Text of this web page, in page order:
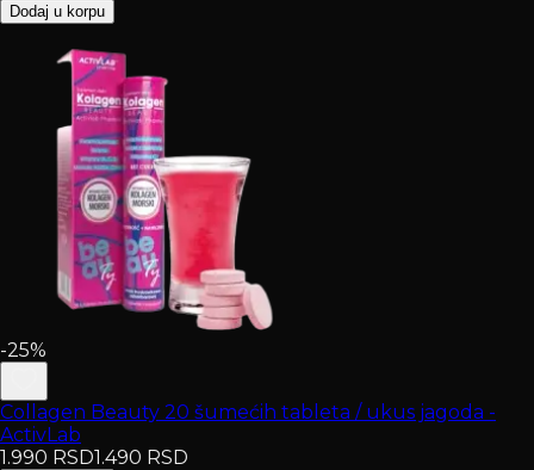
Dodaj u korpu
-25%
Collagen Beauty 20 šumećih tableta / ukus jagoda -
ActivLab
1.990 RSD1.490 RSD